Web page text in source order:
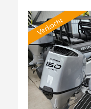
Verkocht